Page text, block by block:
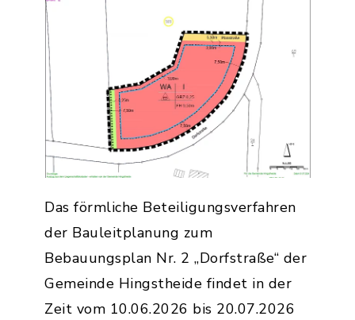
Das förmliche Beteiligungsverfahren
der Bauleitplanung zum
Bebauungsplan Nr. 2 „Dorfstraße“ der
Gemeinde Hingstheide findet in der
Zeit vom 10.06.2026 bis 20.07.2026